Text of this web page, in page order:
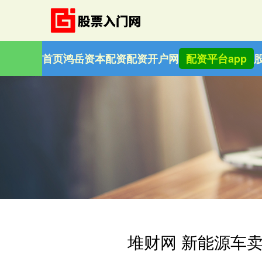
首页鸿岳资本配资配资开户网 配资平台app
堆财网 新能源车